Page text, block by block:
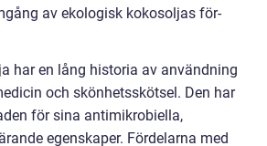
av ekologisk kokosoljas för-
har en lång historia av användning
och skönhetsskötsel. Den har
för sina antimikrobiella,
egenskaper. Fördelarna med